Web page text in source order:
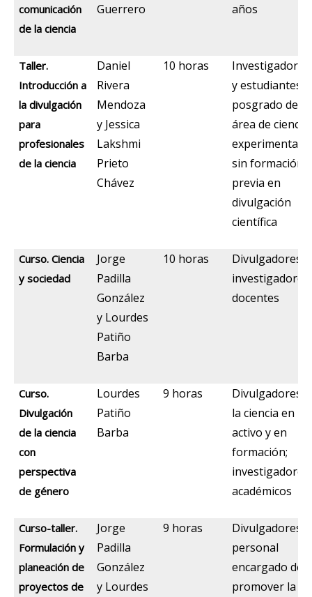
comunicación
de la ciencia
Guerrero años
Taller.
Introducción a
la divulgación
para
profesionales
de la ciencia
Daniel
Rivera
Mendoza
y Jessica
Lakshmi
Prieto
Chávez
10 horas
y estudiantes
posgrado del
área de
sin formación
previa en
divulgación
científica
Curso. Ciencia
y sociedad
Jorge
Padilla
González
y Lourdes
Patiño
Barba
10 horas
Divulgadores,
investigadores
docentes
Curso.
Divulgación
de la ciencia
con
perspectiva
de género
Lourdes
Patiño
Barba
9 horas
Divulgadores
la ciencia en
activo y en
formación;
investigadores
académicos
Curso-taller.
Formulación y
planeación de
proyectos de
Jorge
Padilla
González
y Lourdes
9 horas
Divulgadores y
personal
encargado de
promover la